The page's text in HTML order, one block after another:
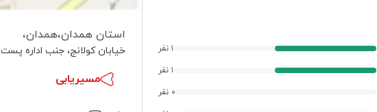
۱ نفر
۱ نفر
۰ نفر
استان همدان،همدان،
خیابان کولانج، جنب اداره پست
مسیریابی